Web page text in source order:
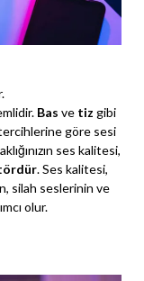
Bas ve tiz gibi
tercihlerine göre sesi
ses kalitesi,
. Ses kalitesi,
silah seslerinin ve
olur.